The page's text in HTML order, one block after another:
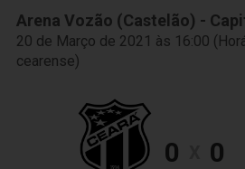
Arena Vozão (Castelão) -
20 de Março de 2021 às 16:00
cearense)
0 0